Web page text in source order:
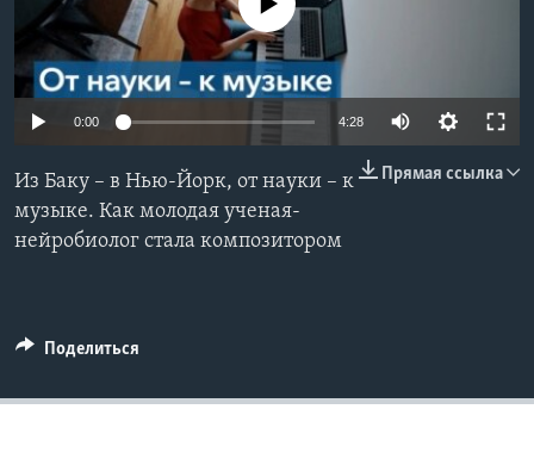
Learning English
Языки
No media source currently available
0:00 4:28
Прямая ссылка
Из Баку – в Нью-Йорк, от науки – к
музыке. Как молодая ученая-
нейробиолог стала композитором
Поделиться